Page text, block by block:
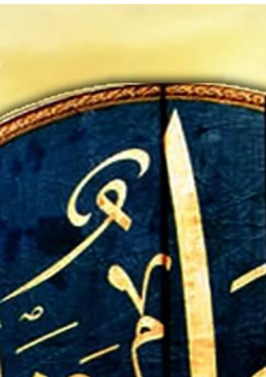
ISTIDLAL BATIL VS ISTIDLAL SYAR’I
HUKUM MEMBAYAR ZAKAT